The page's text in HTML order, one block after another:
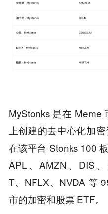
MyStonks 是在 Meme
上创建的去中心化加
在该平台 Stonks 100
APL、AMZN、DIS
T、NFLX、NVDA 等
市的加密和股票 ETF。